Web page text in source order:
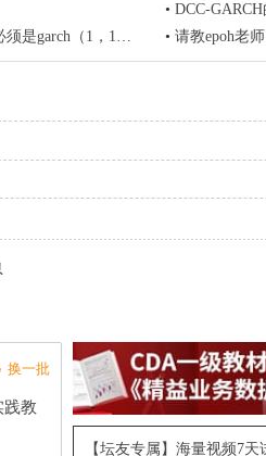
• DCC-
garch（1，1）吗 • 请教epoh老
换一批
践教
【坛友专属】海量视频7天